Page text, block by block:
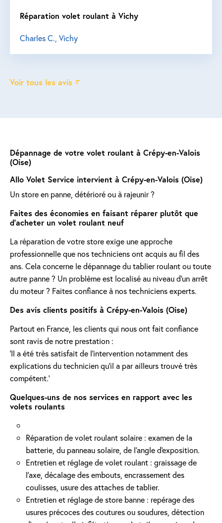
Dépannage de votre volet roulant à Crépy-en-Valois
(Oise)
Allo Volet Service intervient à Crépy-en-Valois (Oise)
Un store en panne, détérioré ou à rajeunir ?
Faites des économies en faisant réparer plutôt que
d'acheter un volet roulant neuf
La réparation de votre store exige une approche
professionnelle que nos techniciens ont acquis au fil des
ans. Cela concerne le dépannage du tablier roulant ou toute
autre panne ? Un problème est localisé au niveau d'un arrêt
du moteur ? Faites confiance à nos techniciens experts.
Des avis clients positifs à Crépy-en-Valois (Oise)
Partout en France, les clients qui nous ont fait confiance
sont ravis de notre prestation :
'Il a été très satisfait de l’intervention notamment des
explications du technicien qu’il a par ailleurs trouvé très
compétent.'
Quelques-uns de nos services en rapport avec les
volets roulants
Réparation de volet roulant solaire : examen de la
batterie, du panneau solaire, de l'angle d'exposition.
Entretien et réglage de volet roulant : graissage de
l’axe, décalage des embouts, encrassement des
coulisses, usure des attaches de tablier.
Entretien et réglage de store banne : repérage des
usures précoces des coutures ou soudures, détection
Réparation volet roulant à Vichy
Charles C., Vichy
Voir tous les avis